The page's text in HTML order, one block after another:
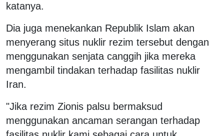
katanya.
Dia juga menekankan Republik Islam akan
menyerang situs nuklir rezim tersebut dengan
menggunakan senjata canggih jika mereka
mengambil tindakan terhadap fasilitas nuklir
Iran.
"Jika rezim Zionis palsu bermaksud
menggunakan ancaman serangan terhadap